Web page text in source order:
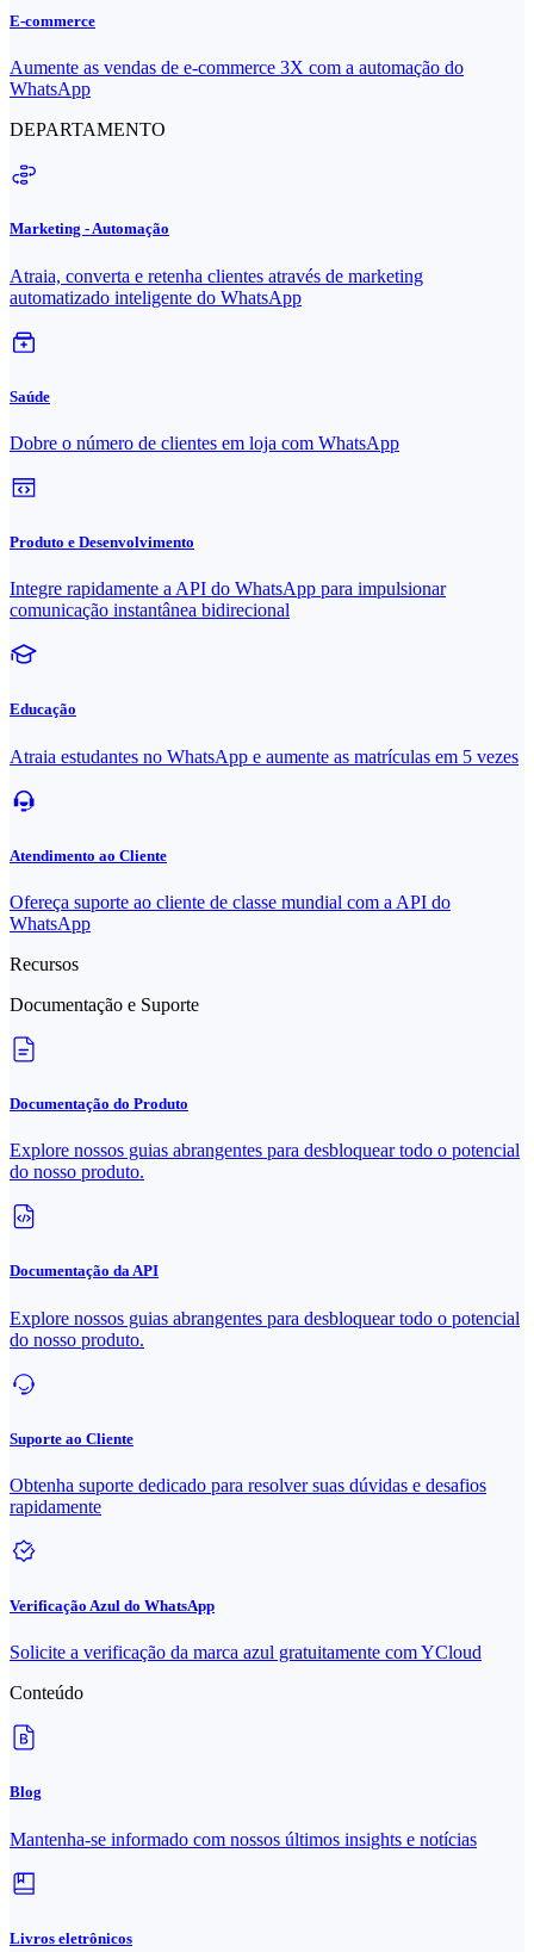
E-commerce
Aumente as vendas de e-commerce 3X com a automação do
WhatsApp
DEPARTAMENTO
Marketing - Automação
Atraia, converta e retenha clientes através de marketing
automatizado inteligente do WhatsApp
Saúde
Dobre o número de clientes em loja com WhatsApp
Produto e Desenvolvimento
Integre rapidamente a API do WhatsApp para impulsionar
comunicação instantânea bidirecional
Educação
Atraia estudantes no WhatsApp e aumente as matrículas em 5 vezes
Atendimento ao Cliente
Ofereça suporte ao cliente de classe mundial com a API do
WhatsApp
Recursos
Documentação e Suporte
Documentação do Produto
Explore nossos guias abrangentes para desbloquear todo o potencial
do nosso produto.
Documentação da API
Explore nossos guias abrangentes para desbloquear todo o potencial
do nosso produto.
Suporte ao Cliente
Obtenha suporte dedicado para resolver suas dúvidas e desafios
rapidamente
Verificação Azul do WhatsApp
Solicite a verificação da marca azul gratuitamente com YCloud
Conteúdo
Blog
Mantenha-se informado com nossos últimos insights e notícias
Livros eletrônicos